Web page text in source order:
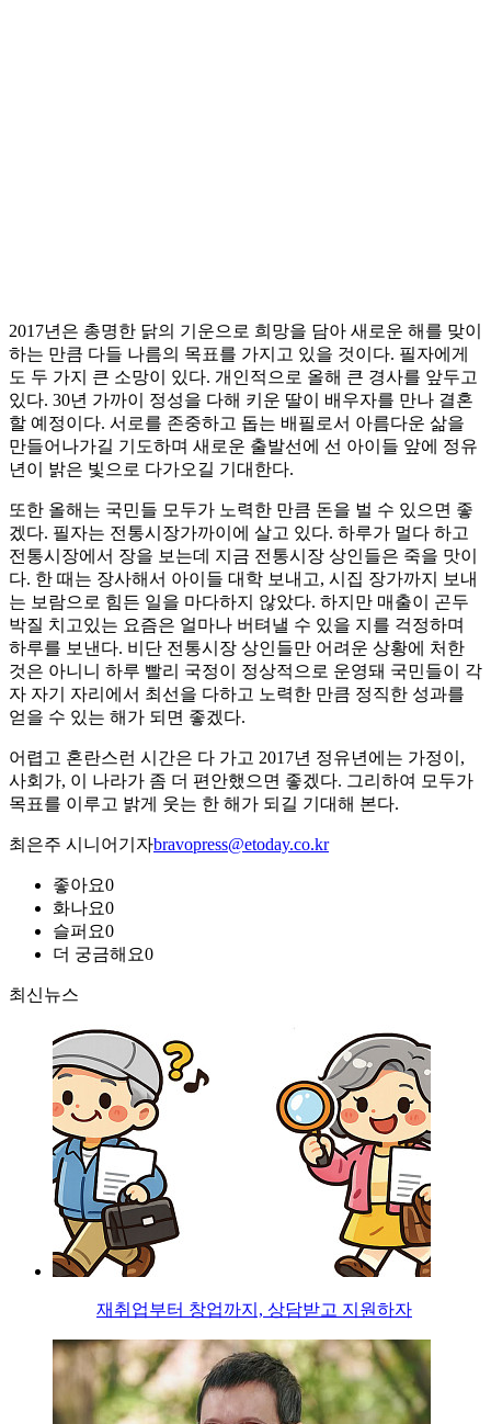
2017년은 총명한 닭의 기운으로 희망을 담아 새로운 해를 맞이
하는 만큼 다들 나름의 목표를 가지고 있을 것이다. 필자에게
도 두 가지 큰 소망이 있다. 개인적으로 올해 큰 경사를 앞두고
있다. 30년 가까이 정성을 다해 키운 딸이 배우자를 만나 결혼
할 예정이다. 서로를 존중하고 돕는 배필로서 아름다운 삶을
만들어나가길 기도하며 새로운 출발선에 선 아이들 앞에 정유
년이 밝은 빛으로 다가오길 기대한다.
또한 올해는 국민들 모두가 노력한 만큼 돈을 벌 수 있으면 좋
겠다. 필자는 전통시장가까이에 살고 있다. 하루가 멀다 하고
전통시장에서 장을 보는데 지금 전통시장 상인들은 죽을 맛이
다. 한 때는 장사해서 아이들 대학 보내고, 시집 장가까지 보내
는 보람으로 힘든 일을 마다하지 않았다. 하지만 매출이 곤두
박질 치고있는 요즘은 얼마나 버텨낼 수 있을 지를 걱정하며
하루를 보낸다. 비단 전통시장 상인들만 어려운 상황에 처한
것은 아니니 하루 빨리 국정이 정상적으로 운영돼 국민들이 각
자 자기 자리에서 최선을 다하고 노력한 만큼 정직한 성과를
얻을 수 있는 해가 되면 좋겠다.
어렵고 혼란스런 시간은 다 가고 2017년 정유년에는 가정이,
사회가, 이 나라가 좀 더 편안했으면 좋겠다. 그리하여 모두가
목표를 이루고 밝게 웃는 한 해가 되길 기대해 본다.
최은주 시니어기자bravopress@etoday.co.kr
좋아요0
화나요0
슬퍼요0
더 궁금해요0
최신뉴스
재취업부터 창업까지, 상담받고 지원하자